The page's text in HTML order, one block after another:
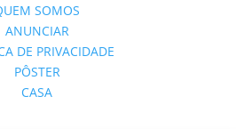
SOMOS
ANUNCIAR
DE PRIVACIDADE
PÔSTER
CASA